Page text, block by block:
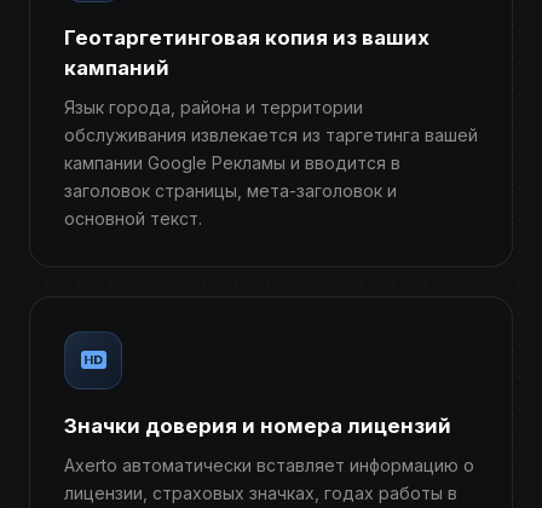
Геотаргетинговая копия из ваших
кампаний
Язык города, района и территории
обслуживания извлекается из таргетинга вашей
кампании Google Рекламы и вводится в
заголовок страницы, мета-заголовок и
основной текст.
Значки доверия и номера лицензий
Axerto автоматически вставляет информацию о
лицензии, страховых значках, годах работы в